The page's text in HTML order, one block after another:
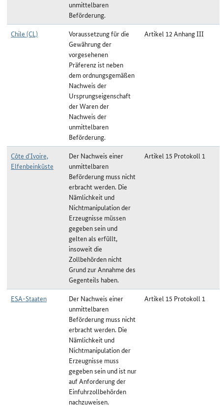
unmittelbaren
Beförderung.
Chile (CL)
Voraussetzung für die
Gewährung der
vorgesehenen
Präferenz ist neben
dem ordnungsgemäßen
Nachweis der
Ursprungseigenschaft
der Waren der
Nachweis der
unmittelbaren
Beförderung.
Artikel 12 Anhang III
Côte d`Ivoire,
Elfenbeinküste
Der Nachweis einer
unmittelbaren
Beförderung muss nicht
erbracht werden. Die
Nämlichkeit und
Nichtmanipulation der
Erzeugnisse müssen
gegeben sein und
gelten als erfüllt,
insoweit die
Zollbehörden nicht
Grund zur Annahme des
Gegenteils haben.
Artikel 15 Protokoll 1
ESA-Staaten
Der Nachweis einer
unmittelbaren
Beförderung muss nicht
erbracht werden. Die
Nämlichkeit und
Nichtmanipulation der
Erzeugnisse muss
gegeben sein und ist nur
auf Anforderung der
Einfuhrzollbehörden
nachzuweisen.
Artikel 15 Protokoll 1